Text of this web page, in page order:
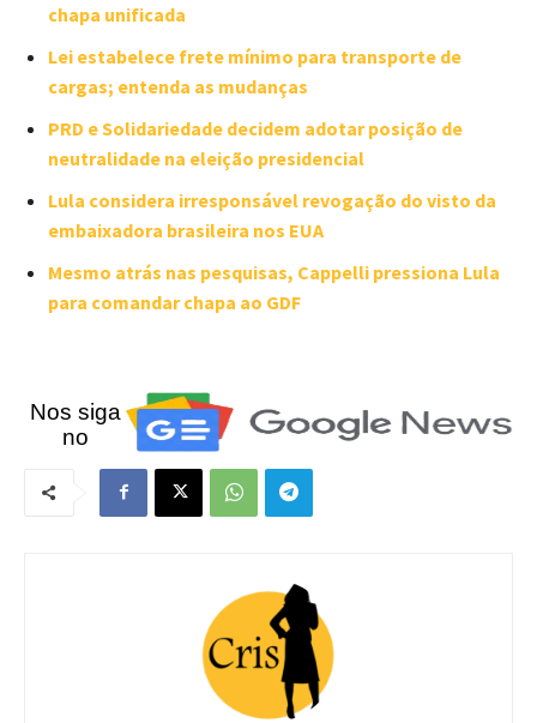
chapa unificada
Lei estabelece frete mínimo para transporte de
cargas; entenda as mudanças
PRD e Solidariedade decidem adotar posição de
neutralidade na eleição presidencial
Lula considera irresponsável revogação do visto da
embaixadora brasileira nos EUA
Mesmo atrás nas pesquisas, Cappelli pressiona Lula
para comandar chapa ao GDF
Nos siga
no